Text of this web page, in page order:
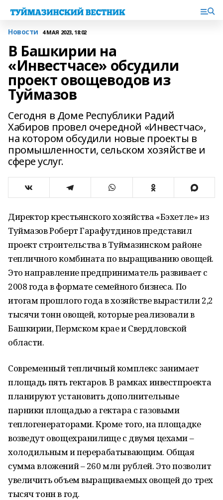
Новости 4 МАЯ 2023, 18:02
В Башкирии на
«Инвестчасе» обсудили
проект овощеводов из
Туймазов
Сегодня в Доме Республики Радий
Хабиров провел очередной «Инвестчас»,
на котором обсудили новые проекты в
промышленности, сельском хозяйстве и
сфере услуг.
Директор крестьянского хозяйства «Бэхетле» из
Туймазов Роберт Гарафутдинов представил
проект строительства в Туймазинском районе
тепличного комбината по выращиванию овощей.
Это направление предприниматель развивает с
2008 года в формате семейного бизнеса. По
итогам прошлого года в хозяйстве вырастили 2,2
тысячи тонн овощей, которые реализовали в
Башкирии, Пермском крае и Свердловской
области.
Современный тепличный комплекс занимает
площадь пять гектаров. В рамках инвестпроекта
планируют установить дополнительные
парники площадью а гектара с газовыми
теплогенераторами. Кроме того, на площадке
возведут овощехранилище с двумя цехами –
холодильным и перерабатывающим. Общая
сумма вложений – 260 млн рублей. Это позволит
увеличить объем выращиваемых овощей до трех
тысяч тонн в год.